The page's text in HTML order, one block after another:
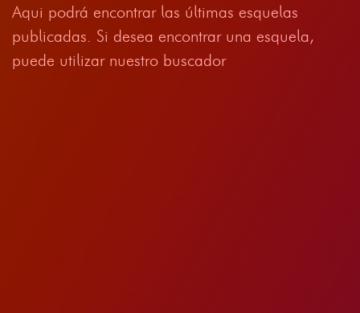
Aqui podrá encontrar las últimas esquelas
publicadas. Si desea encontrar una esquela,
puede utilizar nuestro buscador